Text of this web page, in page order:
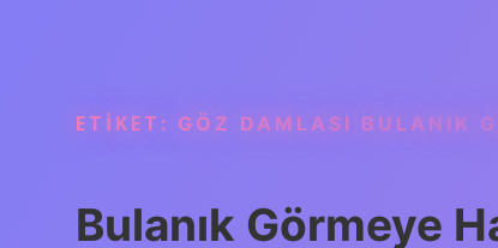
ETIKET: GÖZ DAMLASI BULANIK
Bulanık Görmeye